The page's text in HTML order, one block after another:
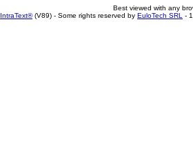
Best viewed with any
IntraText®(V89) - Some rights reserved by EuloTech SRL -